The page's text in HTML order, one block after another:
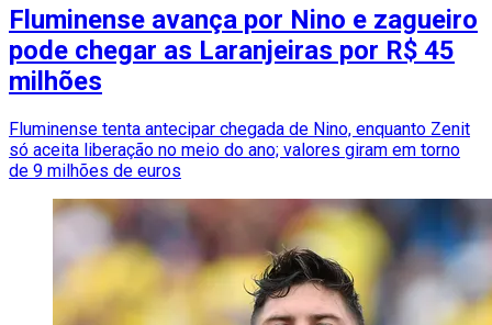
Fluminense avança por Nino e zagueiro
pode chegar as Laranjeiras por R$ 45
milhões
Fluminense tenta antecipar chegada de Nino, enquanto Zenit
só aceita liberação no meio do ano; valores giram em torno
de 9 milhões de euros